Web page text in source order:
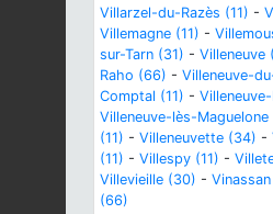
Villarzel-du-Razès (11) -
Villemagne (11) -
sur-Tarn (31) - Villeneuve
Raho (66) - Villeneuve-
Comptal (11) -
Villeneuve-lès-Maguelone
(11) - Villeneuvette (34) -
(11) - Villespy (11) -
Villevieille (30) - Vinassan
(66)